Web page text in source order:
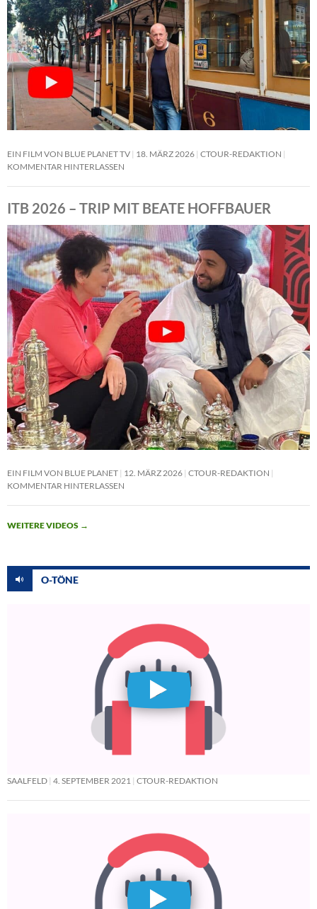
EIN FILM VON BLUE PLANET TV 18. MÄRZ 2026 CTOUR-REDAKTION
KOMMENTAR HINTERLASSEN
ITB 2026 – TRIP MIT BEATE HOFFBAUER
EIN FILM VON BLUE PLANET 12. MÄRZ 2026 CTOUR-REDAKTION
KOMMENTAR HINTERLASSEN
WEITERE VIDEOS →
O-TÖNE
SAALFELD 4. SEPTEMBER 2021 CTOUR-REDAKTION